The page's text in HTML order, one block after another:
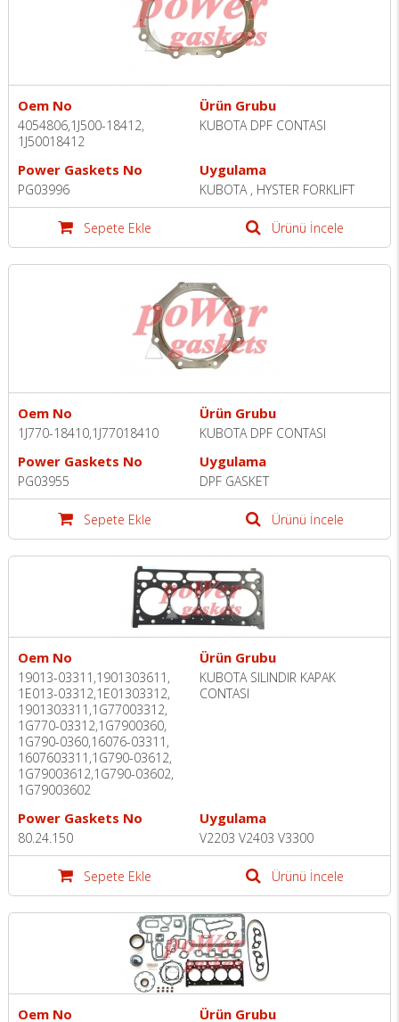
Oem No
4054806,1J500-18412,
1J50018412
Ürün Grubu
KUBOTA DPF CONTASI
Power Gaskets No
PG03996
Uygulama
KUBOTA , HYSTER FORKLIFT
Sepete Ekle Ürünü İncele
Oem No
1J770-18410,1J77018410
Ürün Grubu
KUBOTA DPF CONTASI
Power Gaskets No
PG03955
Uygulama
DPF GASKET
Sepete Ekle Ürünü İncele
Oem No
19013-03311,1901303611,
1E013-03312,1E01303312,
1901303311,1G77003312,
1G770-03312,1G7900360,
1G790-0360,16076-03311,
1607603311,1G790-03612,
1G79003612,1G790-03602,
1G79003602
Ürün Grubu
KUBOTA SILINDIR KAPAK
CONTASI
Power Gaskets No
80.24.150
Uygulama
V2203 V2403 V3300
Sepete Ekle Ürünü İncele
Oem No Ürün Grubu